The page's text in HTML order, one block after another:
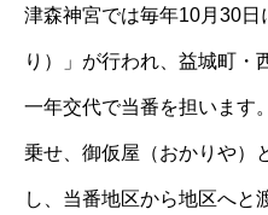
津森神宮では毎年10月30
り）」が行われ、益城町・
一年交代で当番を担います
乗せ、御仮屋（おかりや）
し、当番地区から地区へと